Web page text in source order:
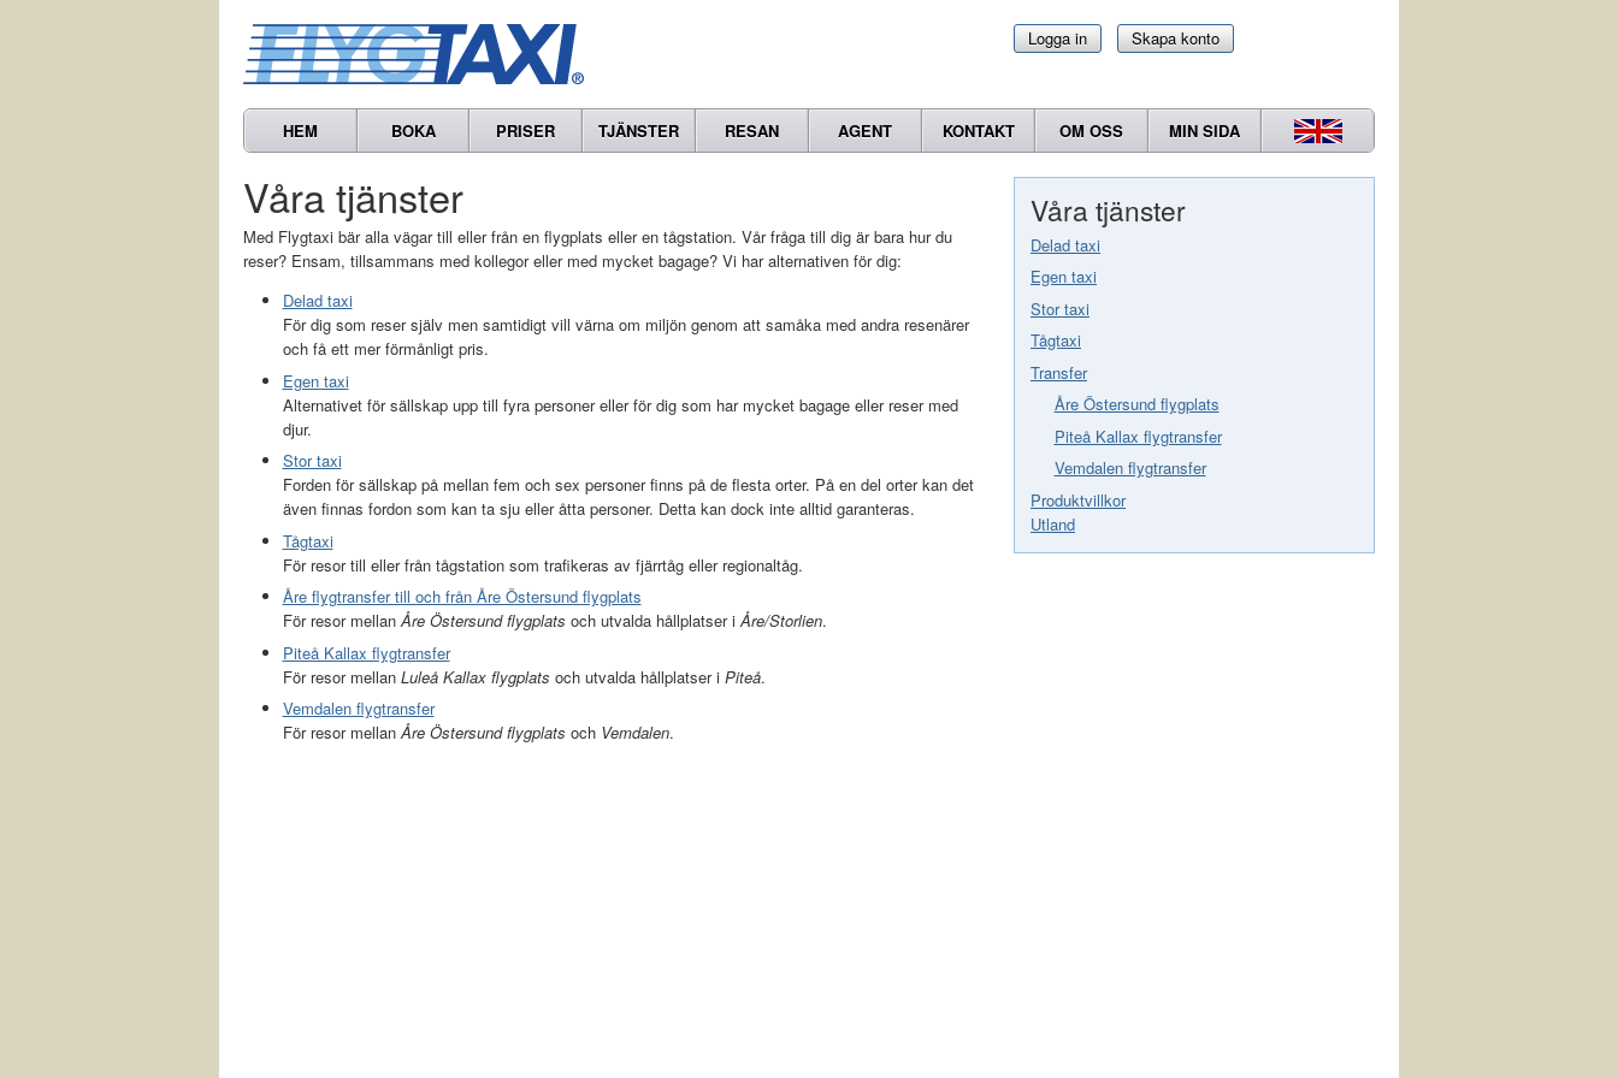
Logga in Skapa konto
HEM BOKA PRISER TJÄNSTER RESAN AGENT KONTAKT OM OSS MIN SIDA
Våra tjänster
Delad taxi
Egen taxi
Stor taxi
Tågtaxi
Transfer
Åre Östersund flygplats
Piteå Kallax flygtransfer
Vemdalen flygtransfer
Produktvillkor
Utland
Våra tjänster
Med Flygtaxi bär alla vägar till eller från en flygplats eller en tågstation. Vår fråga till dig är bara hur du
reser? Ensam, tillsammans med kollegor eller med mycket bagage? Vi har alternativen för dig:
Delad taxi
För dig som reser själv men samtidigt vill värna om miljön genom att samåka med andra resenärer
och få ett mer förmånligt pris.
Egen taxi
Alternativet för sällskap upp till fyra personer eller för dig som har mycket bagage eller reser med
djur.
Stor taxi
Forden för sällskap på mellan fem och sex personer finns på de flesta orter. På en del orter kan det
även finnas fordon som kan ta sju eller åtta personer. Detta kan dock inte alltid garanteras.
Tågtaxi
För resor till eller från tågstation som trafikeras av fjärrtåg eller regionaltåg.
Åre flygtransfer till och från Åre Östersund flygplats
För resor mellanÅre Östersund flygplats och utvalda hållplatser iÅre/Storlien.
Piteå Kallax flygtransfer
För resor mellan Luleå Kallax flygplats och utvalda hållplatser i Piteå.
Vemdalen flygtransfer
För resor mellanÅre Östersund flygplats och Vemdalen.